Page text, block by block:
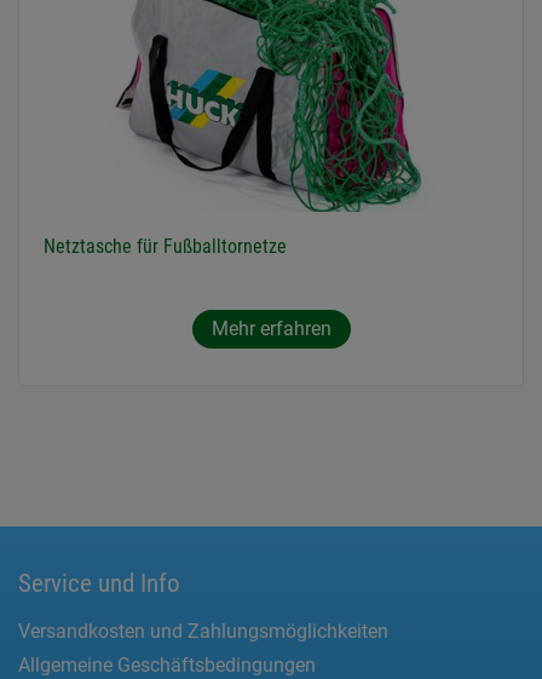
Netztasche für Fußballtornetze
Mehr erfahren
Service und Info
Versandkosten und Zahlungsmöglichkeiten
Allgemeine Geschäftsbedingungen